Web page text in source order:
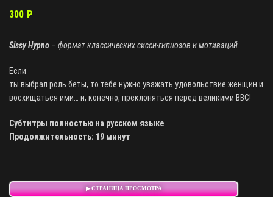
300 ₽
Sissy Hypno – формат классических сисси-гипнозов и мотиваций.
Если
ты выбрал роль беты, то тебе нужно уважать удовольствие женщин и
восхищаться ими… и, конечно, преклоняться перед великими BBC!
Субтитры полностью на русском языке
Продолжительность: 19 минут
▶ СТРАНИЦА ПРОСМОТРА